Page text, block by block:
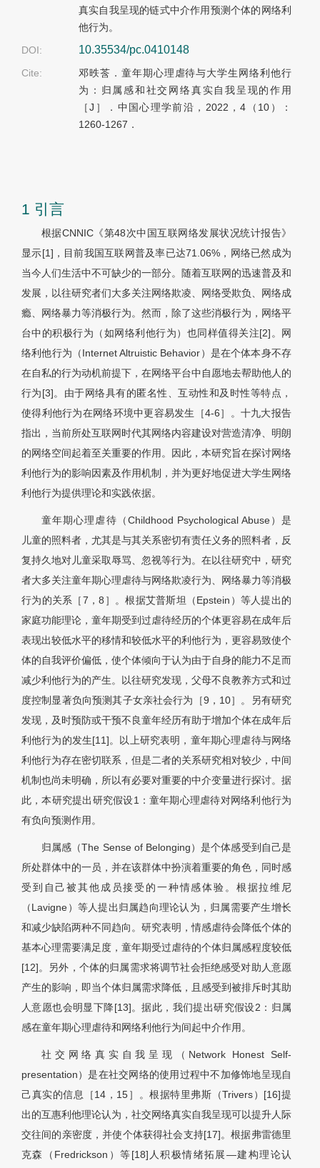
真实自我呈现的链式中介作用预测个体的网络利
他行为。
DOI:
10.35534/pc.0410148
Cite:
邓昳莟．童年期心理虐待与大学生网络利他行
为：归属感和社交网络真实自我呈现的作用
［J］．中国心理学前沿，2022，4（10）：
1260-1267．
1 引言
根据CNNIC《第48次中国互联网络发展状况统计报告》
显示[1]，目前我国互联网普及率已达71.06%，网络已然成为
当今人们生活中不可缺少的一部分。随着互联网的迅速普及和
发展，以往研究者们大多关注网络欺凌、网络受欺负、网络成
瘾、网络暴力等消极行为。然而，除了这些消极行为，网络平
台中的积极行为（如网络利他行为）也同样值得关注[2]。网
络利他行为（Internet Altruistic Behavior）是在个体本身不存
在自私的行为动机前提下，在网络平台中自愿地去帮助他人的
行为[3]。由于网络具有的匿名性、互动性和及时性等特点，
使得利他行为在网络环境中更容易发生［4-6］。十九大报告
指出，当前所处互联网时代其网络内容建设对营造清净、明朗
的网络空间起着至关重要的作用。因此，本研究旨在探讨网络
利他行为的影响因素及作用机制，并为更好地促进大学生网络
利他行为提供理论和实践依据。
童年期心理虐待（Childhood Psychological Abuse）是
儿童的照料者，尤其是与其关系密切有责任义务的照料者，反
复持久地对儿童采取辱骂、忽视等行为。在以往研究中，研究
者大多关注童年期心理虐待与网络欺凌行为、网络暴力等消极
行为的关系［7，8］。根据艾普斯坦（Epstein）等人提出的
家庭功能理论，童年期受到过虐待经历的个体更容易在成年后
表现出较低水平的移情和较低水平的利他行为，更容易致使个
体的自我评价偏低，使个体倾向于认为由于自身的能力不足而
减少利他行为的产生。以往研究发现，父母不良教养方式和过
度控制显著负向预测其子女亲社会行为［9，10］。另有研究
发现，及时预防或干预不良童年经历有助于增加个体在成年后
利他行为的发生[11]。以上研究表明，童年期心理虐待与网络
利他行为存在密切联系，但是二者的关系研究相对较少，中间
机制也尚未明确，所以有必要对重要的中介变量进行探讨。据
此，本研究提出研究假设1：童年期心理虐待对网络利他行为
有负向预测作用。
归属感（The Sense of Belonging）是个体感受到自己是
所处群体中的一员，并在该群体中扮演着重要的角色，同时感
受到自己被其他成员接受的一种情感体验。根据拉维尼
（Lavigne）等人提出归属趋向理论认为，归属需要产生增长
和减少缺陷两种不同趋向。研究表明，情感虐待会降低个体的
基本心理需要满足度，童年期受过虐待的个体归属感程度较低
[12]。另外，个体的归属需求将调节社会拒绝感受对助人意愿
产生的影响，即当个体归属需求降低，且感受到被排斥时其助
人意愿也会明显下降[13]。据此，我们提出研究假设2：归属
感在童年期心理虐待和网络利他行为间起中介作用。
社交网络真实自我呈现（Network Honest Self-
presentation）是在社交网络的使用过程中不加修饰地呈现自
己真实的信息［14，15］。根据特里弗斯（Trivers）[16]提
出的互惠利他理论认为，社交网络真实自我呈现可以提升人际
交往间的亲密度，并使个体获得社会支持[17]。根据弗雷德里
克森（Fredrickson）等[18]人积极情绪拓展—建构理论认